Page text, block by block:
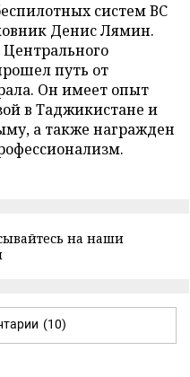
систем ВС
Денис Лямин.
путь от
Он имеет опыт
в Таджикистане и
а также награжден
на наши
(10)